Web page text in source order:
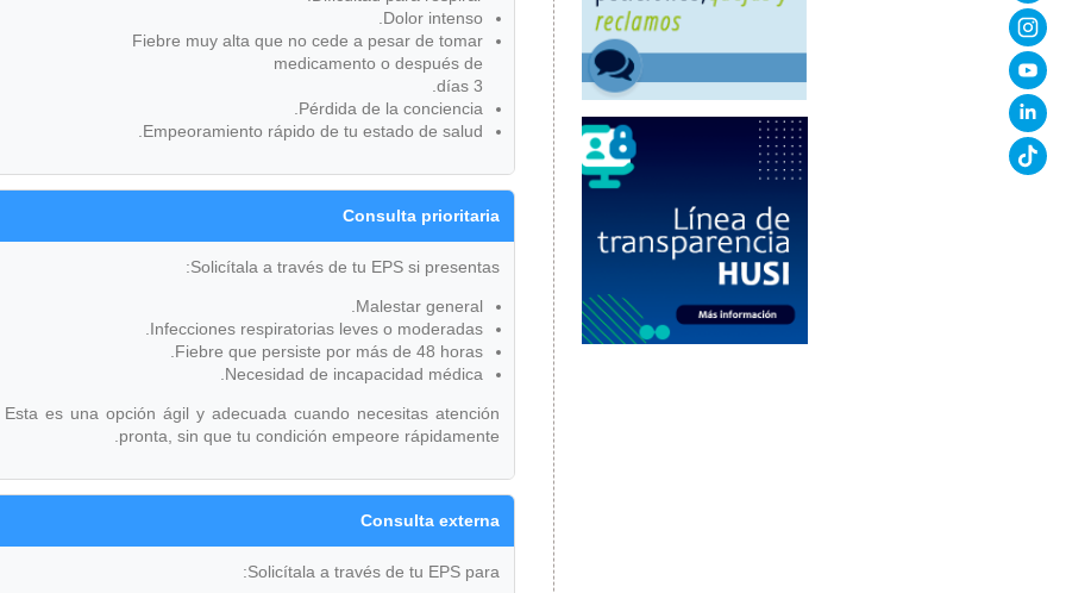
Dolor intenso.
Fiebre muy alta que no cede a pesar de tomar
medicamento o después de
3 días.
Pérdida de la conciencia.
Empeoramiento rápido de tu estado de salud.
Consulta prioritaria
Solicítala a través de tu EPS si presentas:
Malestar general.
Infecciones respiratorias leves o moderadas.
Fiebre que persiste por más de 48 horas.
Necesidad de incapacidad médica.
Esta es una opción ágil y adecuada cuando necesitas atención
pronta, sin que tu condición empeore rápidamente.
Consulta externa
Solicítala a través de tu EPS para: